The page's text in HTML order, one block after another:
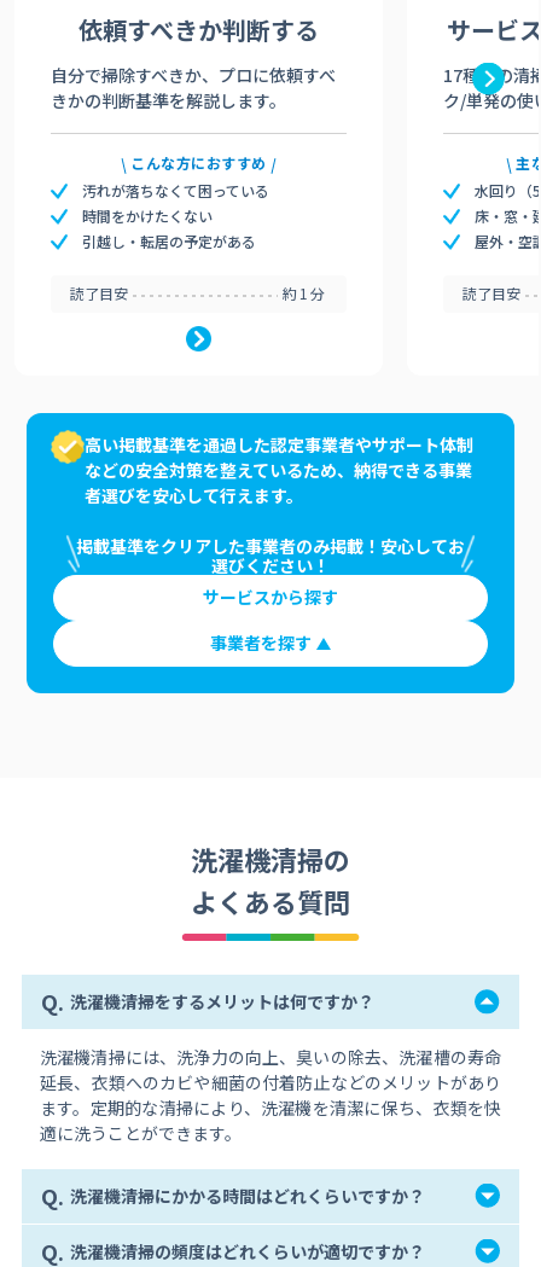
依頼すべきか判断する
自分で掃除すべきか、プロに依頼すべ
きかの判断基準を解説します。
こんな方におすすめ
汚れが落ちなくて困っている
時間をかけたくない
引越し・転居の予定がある
読了目安 約1分
サービ
17種類の清
ク/単発の使
主
水回り（
床・窓・
屋外・空
読了目安
高い掲載基準を通過した認定事業者やサポート体制
などの安全対策を整えているため、納得できる事業
者選びを安心して行えます。
掲載基準をクリアした事業者のみ掲載！安心してお
選びください！
サービスから探す
事業者を探す
洗濯機清掃の
よくある質問
Q. 洗濯機清掃をするメリットは何ですか？
洗濯機清掃には、洗浄力の向上、臭いの除去、洗濯槽の寿命
延長、衣類へのカビや細菌の付着防止などのメリットがあり
ます。定期的な清掃により、洗濯機を清潔に保ち、衣類を快
適に洗うことができます。
Q. 洗濯機清掃にかかる時間はどれくらいですか？
Q. 洗濯機清掃の頻度はどれくらいが適切ですか？